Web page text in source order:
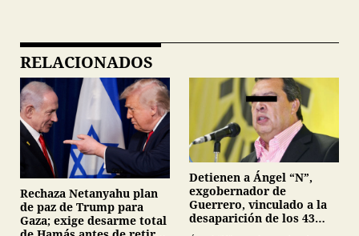
RELACIONADOS
Rechaza Netanyahu plan
de paz de Trump para
Gaza; exige desarme total
Detienen a Ángel “N”,
exgobernador de
Guerrero, vinculado a la
desaparición de los 43
normalistas de